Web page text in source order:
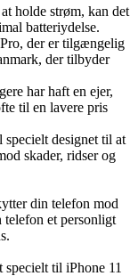
holde strøm, kan det
batteriydelse.
der er tilgængelig
der tilbyder
har haft en ejer,
til en lavere pris
specielt designet til at
skader, ridser og
din telefon mod
telefon et personligt
til iPhone 11